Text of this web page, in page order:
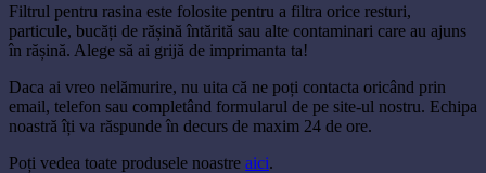
Filtrul pentru rasina este folosite pentru a filtra orice resturi,
particule, bucăți de rășină întărită sau alte contaminari care au ajuns
în rășină. Alege să ai grijă de imprimanta ta!
Daca ai vreo nelămurire, nu uita că ne poți contacta oricând prin
email, telefon sau completând formularul de pe site-ul nostru. Echipa
noastră îți va răspunde în decurs de maxim 24 de ore.
Poți vedea toate produsele noastre aici.